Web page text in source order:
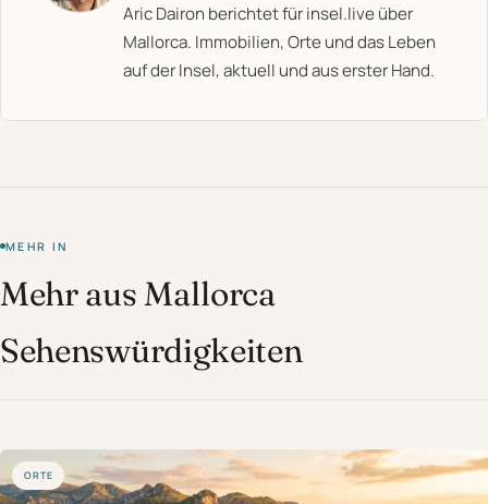
Aric Dairon berichtet für insel.live über
Mallorca. Immobilien, Orte und das Leben
auf der Insel, aktuell und aus erster Hand.
MEHR IN
Mehr aus Mallorca
Sehenswürdigkeiten
ORTE